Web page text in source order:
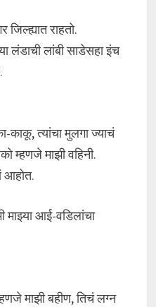
जिल्ह्यात राहतो.
लंडाची लांबी साडेसहा इंच
काकू, त्यांचा मुलगा ज्याचं
म्हणजे माझी वहिनी.
आहोत.
आई-वडिलांचा
माझी बहीण, तिचं लग्न